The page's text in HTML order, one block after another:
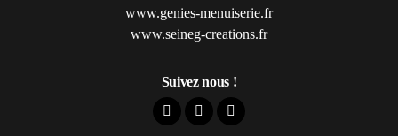
www.genies-menuiserie.fr
www.seineg-creations.fr
Suivez nous !